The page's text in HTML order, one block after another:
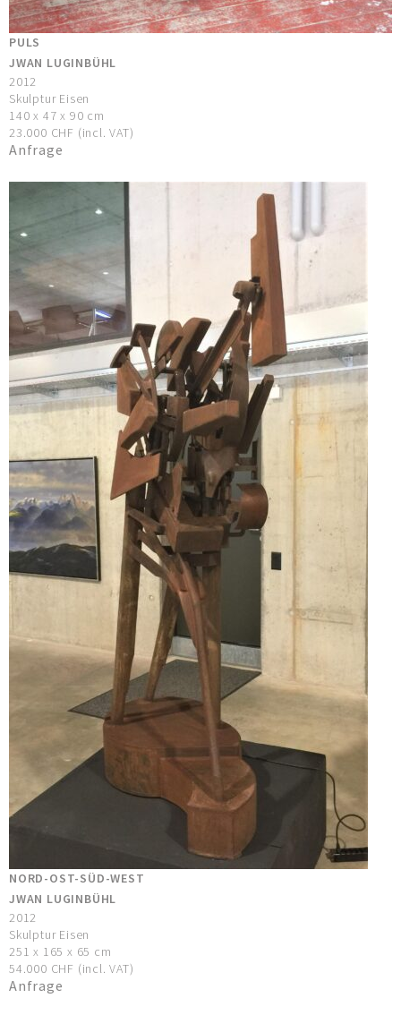
PULS
JWAN LUGINBÜHL
2012
Skulptur Eisen
140 x 47 x 90 cm
23.000 CHF (incl. VAT)
Anfrage
NORD-OST-SÜD-WEST
JWAN LUGINBÜHL
2012
Skulptur Eisen
251 x 165 x 65 cm
54.000 CHF (incl. VAT)
Anfrage